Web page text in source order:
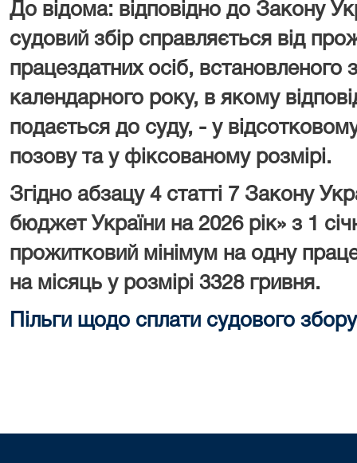
До відома: відповідно до Закону
судовий збір справляється від
працездатних осіб, встановленого
календарного року, в якому
подається до суду, - у
позову та у фіксованому розмірі.
Згідно абзацу 4 статті 7 Закону
бюджет України на 2026 рік» з 1
прожитковий мінімум на одну
на місяць у розмірі 3328 гривня.
Пільги щодо сплати судового збору